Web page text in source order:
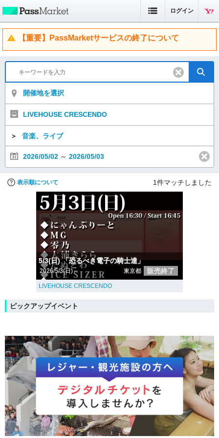
ログイン
【重要】PassMarketサービスの終了について
開催地を選択
LIVEHOUSE CRESCENDO
＞ 音楽、ライブ
2026/05/02 ～ 2026/05/03
表示順について 1件マッチしました
5/3(日) 「恐るべき電子の騎士達」
2026/5/3(日)～ 東京都 販売終了
LIVEHOUSE CRESCENDO
ピックアップイベント